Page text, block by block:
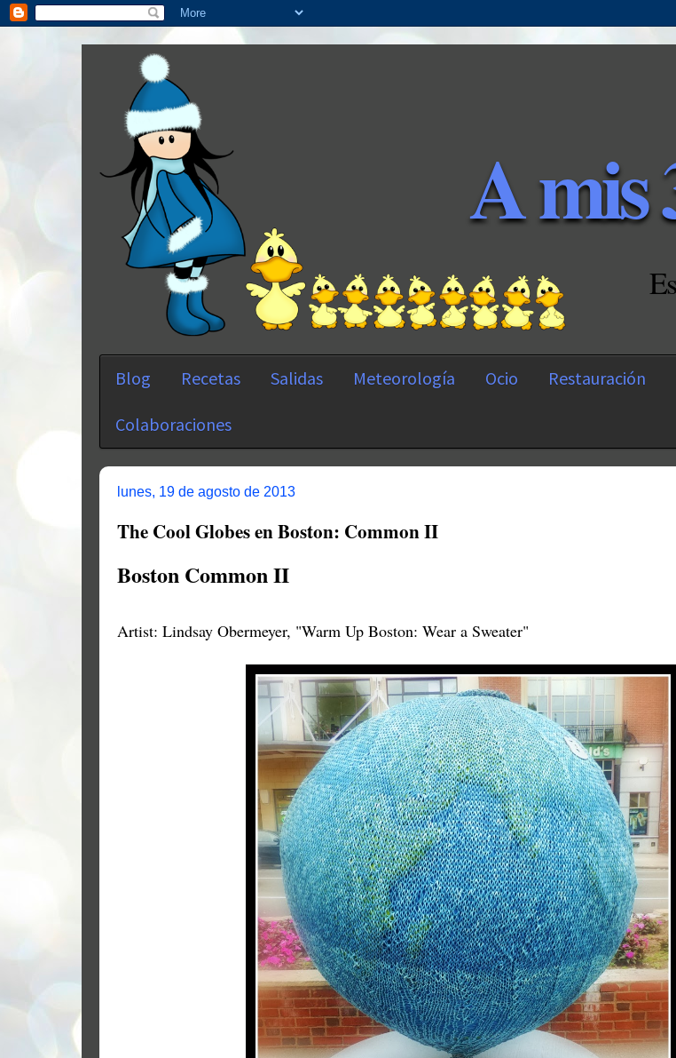
A mis
Blog Recetas Salidas Meteorología Ocio Restauración
Colaboraciones
lunes, 19 de agosto de 2013
The Cool Globes en Boston: Common II
Boston Common II
Artist: Lindsay Obermeyer, "Warm Up Boston: Wear a Sweater"